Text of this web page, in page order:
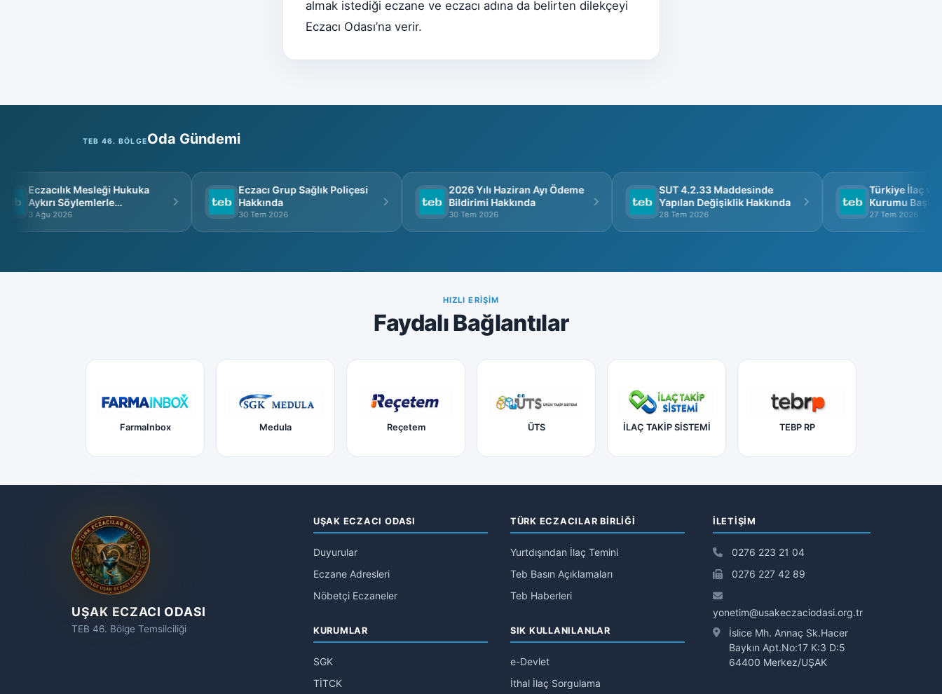
almak istediği eczane ve eczacı adına da belirten dilekçeyi
Eczacı Odası’na verir.
TEB 46. BÖLGEOda Gündemi
Eczacılık Mesleği Hukuka
Aykırı Söylemlerle
İtibarsızlaştırılamaz
3 Ağu 2026
Eczacı Grup Sağlık Poliçesi
Hakkında
30 Tem 2026
2026 Yılı Haziran Ayı Ödeme
Bildirimi Hakkında
30 Tem 2026
SUT 4.2.33 Maddesinde
Yapılan Değişiklik Hakkında
28 Tem 2026
Türkiye İlaç ve
Kurumu
Görüşme
27 Tem 2026
HIZLI ERIŞIM
Faydalı Bağlantılar
FarmaInbox Medula Reçetem ÜTS İLAÇ TAKİP SİSTEMİ TEBP RP
UŞAK ECZACI ODASI
TEB 46. Bölge Temsilciliği
UŞAK ECZACI ODASI
Duyurular
Eczane Adresleri
Nöbetçi Eczaneler
TÜRK ECZACILAR BİRLİĞİ
Yurtdışından İlaç Temini
Teb Basın Açıklamaları
Teb Haberleri
KURUMLAR
SGK
TİTCK
SIK KULLANILANLAR
e-Devlet
İthal İlaç Sorgulama
İLETIŞIM
0276 223 21 04
0276 227 42 89
yonetim@usakeczaciodasi.org.tr
İslice Mh. Annaç Sk.Hacer
Baykın Apt.No:17 K:3 D:5
64400 Merkez/UŞAK